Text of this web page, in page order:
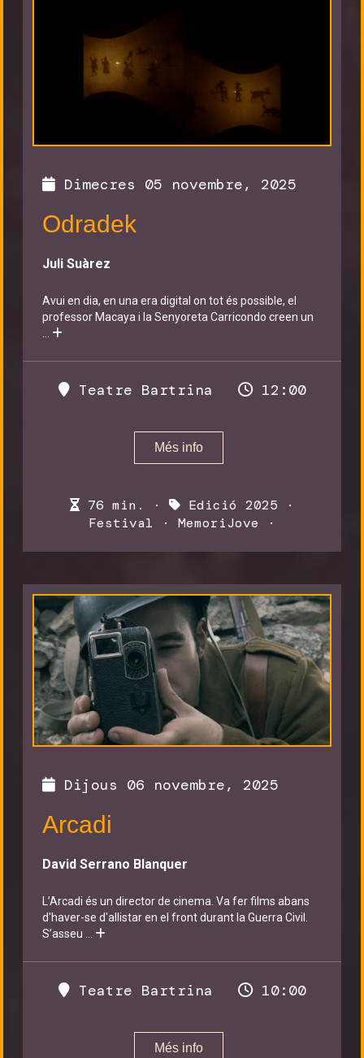
Dimecres 05 novembre, 2025
Odradek
Juli Suàrez
Avui en dia, en una era digital on tot és possible, el
professor Macaya i la Senyoreta Carricondo creen un
Teatre Bartrina 12:00
Més info
76 min. · Edició 2025 ·
Festival · MemoriJove ·
Dijous 06 novembre, 2025
Arcadi
David Serrano Blanquer
L’Arcadi és un director de cinema. Va fer films abans
d'haver-se d'allistar en el front durant la Guerra Civil.
S’asseu
Teatre Bartrina 10:00
Més info